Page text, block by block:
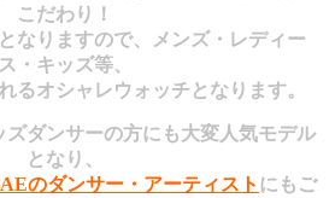
こだわり！
なりますので、メンズ・レディー
ス・キッズ等、
るオシャレウォッチとなります。
ダンサーの方にも大変人気モデル
となり、
のダンサー・アーティスト にもご